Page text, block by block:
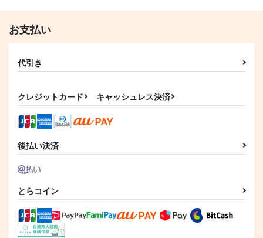
作品詳細 作品詳細 作品詳細
Come ti chiami?
あばうてぃ
629円（税込）
CERASTIUM
馬冷やす
RE:recording 04
趣ハイジャンプ
お支払い
代引き
クレジットカード キャッシュレス決済
後払い決済
とらコイン